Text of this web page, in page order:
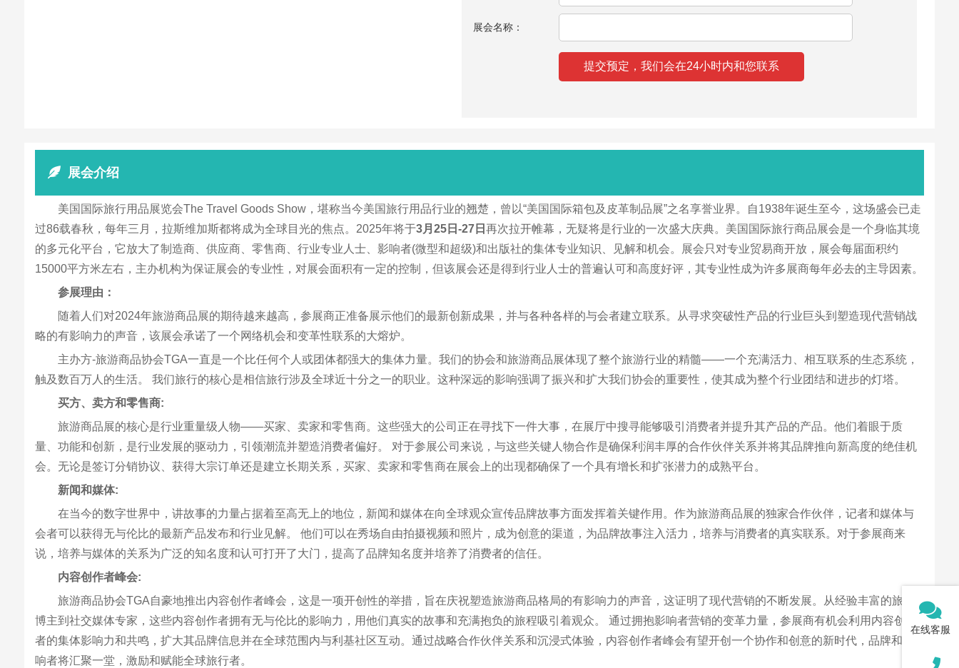
展会名称：
展会介绍
美国国际旅行用品展览会The Travel Goods Show，堪称当今美国旅行用品行业的翘楚，曾以“美国国际箱包及皮革制品展”之名享誉业界。自1938年诞生至今，这场盛会已走
过86载春秋，每年三月，拉斯维加斯都将成为全球目光的焦点。2025年将于3月25日-27日 再次拉开帷幕，无疑将是行业的一次盛大庆典。美国国际旅行商品展会是一个身临其境
的多元化平台，它放大了制造商、供应商、零售商、行业专业人士、影响者(微型和超级)和出版社的集体专业知识、见解和机会。展会只对专业贸易商开放，展会每届面积约
15000平方米左右，主办机构为保证展会的专业性，对展会面积有一定的控制，但该展会还是得到行业人士的普遍认可和高度好评，其专业性成为许多展商每年必去的主导因素。
参展理由：
随着人们对2024年旅游商品展的期待越来越高，参展商正准备展示他们的最新创新成果，并与各种各样的与会者建立联系。从寻求突破性产品的行业巨头到塑造现代营销战
略的有影响力的声音，该展会承诺了一个网络机会和变革性联系的大熔炉。
主办方-旅游商品协会TGA一直是一个比任何个人或团体都强大的集体力量。我们的协会和旅游商品展体现了整个旅游行业的精髓——一个充满活力、相互联系的生态系统，
触及数百万人的生活。 我们旅行的核心是相信旅行涉及全球近十分之一的职业。这种深远的影响强调了振兴和扩大我们协会的重要性，使其成为整个行业团结和进步的灯塔。
买方、卖方和零售商:
旅游商品展的核心是行业重量级人物——买家、卖家和零售商。这些强大的公司正在寻找下一件大事，在展厅中搜寻能够吸引消费者并提升其产品的产品。他们着眼于质
量、功能和创新，是行业发展的驱动力，引领潮流并塑造消费者偏好。 对于参展公司来说，与这些关键人物合作是确保利润丰厚的合作伙伴关系并将其品牌推向新高度的绝佳机
会。无论是签订分销协议、获得大宗订单还是建立长期关系，买家、卖家和零售商在展会上的出现都确保了一个具有增长和扩张潜力的成熟平台。
新闻和媒体:
在当今的数字世界中，讲故事的力量占据着至高无上的地位，新闻和媒体在向全球观众宣传品牌故事方面发挥着关键作用。作为旅游商品展的独家合作伙伴，记者和媒体与
会者可以获得无与伦比的最新产品发布和行业见解。 他们可以在秀场自由拍摄视频和照片，成为创意的渠道，为品牌故事注入活力，培养与消费者的真实联系。对于参展商来
说，培养与媒体的关系为广泛的知名度和认可打开了大门，提高了品牌知名度并培养了消费者的信任。
内容创作者峰会:
旅游商品协会TGA自豪地推出内容创作者峰会，这是一项开创性的举措，旨在庆祝塑造旅游商品格局的有影响力的声音，这证明了现代营销的不断发展。从经验丰富的旅游
博主到社交媒体专家，这些内容创作者拥有无与伦比的影响力，用他们真实的故事和充满抱负的旅程吸引着观众。 通过拥抱影响者营销的变革力量，参展商有机会利用内容创作
者的集体影响力和共鸣，扩大其品牌信息并在全球范围内与利基社区互动。通过战略合作伙伴关系和沉浸式体验，内容创作者峰会有望开创一个协作和创意的新时代，品牌和影
响者将汇聚一堂，激励和赋能全球旅行者。
在线客服